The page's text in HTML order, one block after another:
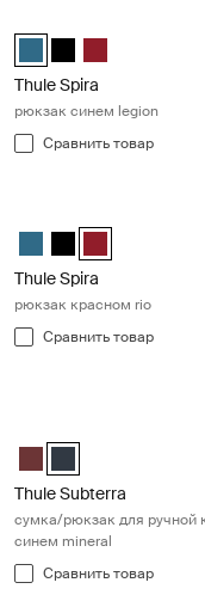
Spira Backpack Legion
Spira Backpack
Spira Backpack
Thule Spira
рюкзак синем legion
Сравнить товар
Spira Backpack Legion
Spira Backpack
Spira Backpack
Thule Spira
рюкзак красном rio
Сравнить товар
Thule Subterra
Thule Subterra
Thule Subterra
сумка/рюкзак для ручной
синем mineral
Сравнить товар